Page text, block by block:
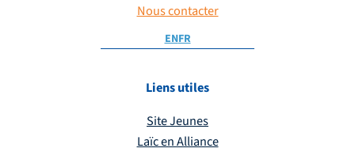
Nous contacter
ENFR
Liens utiles
Site Jeunes
Laïc en Alliance